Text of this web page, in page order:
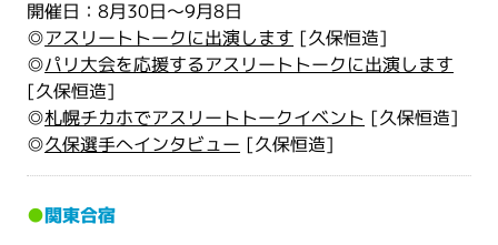
開催日：8月30日〜9月8日
◎アスリートトークに出演します [久保恒造]
◎パリ大会を応援するアスリートトークに出演します
[久保恒造]
◎札幌チカホでアスリートトークイベント [久保恒造]
◎久保選手へインタビュー [久保恒造]
●関東合宿